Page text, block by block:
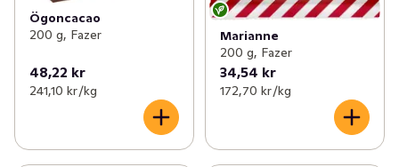
Ögoncacao
200 g, Fazer
48,22 kr
241,10 kr /kg
Marianne
200 g, Fazer
34,54 kr
172,70 kr /kg